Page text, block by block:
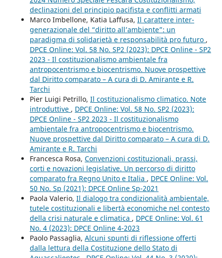
declinazioni del principio pacifista e conflitti armati
Marco Imbellone, Katia Laffusa, Il carattere inter-
generazionale del “diritto all’ambiente”: un
paradigma di solidarietà e responsabilità pro futuro ,
DPCE Online: Vol. 58 No. SP2 (2023): DPCE Online - SP2
2023 - Il costituzionalismo ambientale fra
antropocentrismo e biocentrismo. Nuove prospettive
dal Diritto comparato – A cura di D. Amirante e R.
Tarchi
Pier Luigi Petrillo, Il costituzionalismo climatico. Note
introduttive , DPCE Online: Vol. 58 No. SP2 (2023):
DPCE Online - SP2 2023 - Il costituzionalismo
ambientale fra antropocentrismo e biocentrismo.
Nuove prospettive dal Diritto comparato – A cura di D.
Amirante e R. Tarchi
Francesca Rosa, Convenzioni costituzionali, prassi,
corti e novazioni legislative. Un percorso di diritto
comparato fra Regno Unito e Italia , DPCE Online: Vol.
50 No. Sp (2021): DPCE Online Sp-2021
Paola Valerio, Il dialogo tra condizionalità ambientale,
tutele costituzionali e libertà economiche nel contesto
della crisi naturale e climatica , DPCE Online: Vol. 61
No. 4 (2023): DPCE Online 4-2023
Paolo Passaglia, Alcuni spunti di riflessione offerti
dalla lettura della Costituzione dello Stato di